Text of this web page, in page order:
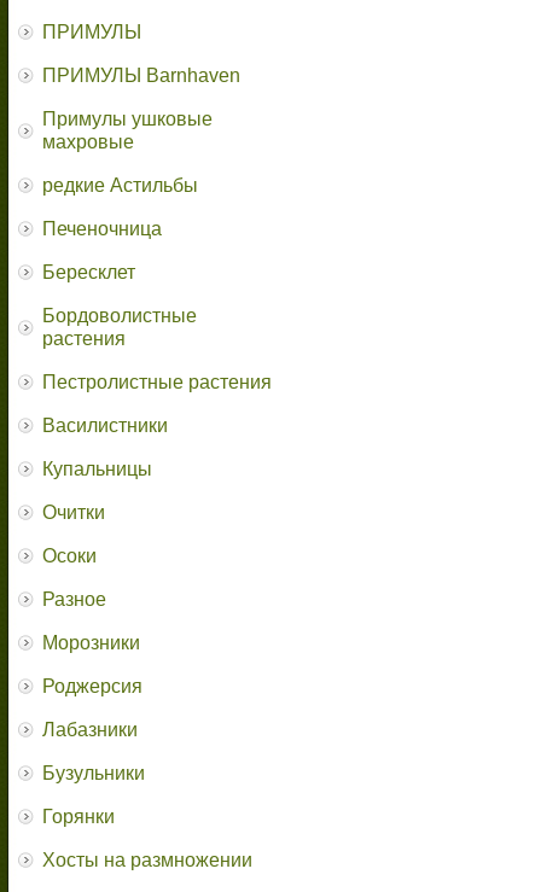
ПРИМУЛЫ
ПРИМУЛЫ Barnhaven
Примулы ушковые
махровые
редкие Астильбы
Печеночница
Бересклет
Бордоволистные
растения
Пестролистные растения
Василистники
Купальницы
Очитки
Осоки
Разное
Морозники
Роджерсия
Лабазники
Бузульники
Горянки
Хосты на размножении